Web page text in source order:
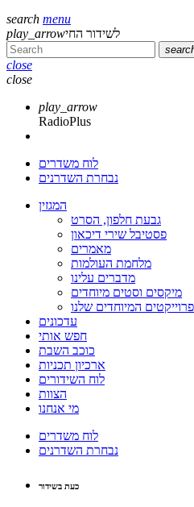
search menu
play_arrowלשידור החי
close
close
play_arrow
RadioPlus
לוח משדרים
נבחרת השדרנים
המגזין
גבעת חלפון, הסרט
פסטיבל שירי דיכאון
מאמרים
מלחמת העולמות
מדברים עלינו
מיקסים וסטים מיוחדים
המיוחדים שלנו
עדכונים
חפש אותי
כוכב השבת
ארכיון תכניות
לוח השידורים
הצוות
מי אנחנו
לוח משדרים
נבחרת השדרנים
כעת בשידור